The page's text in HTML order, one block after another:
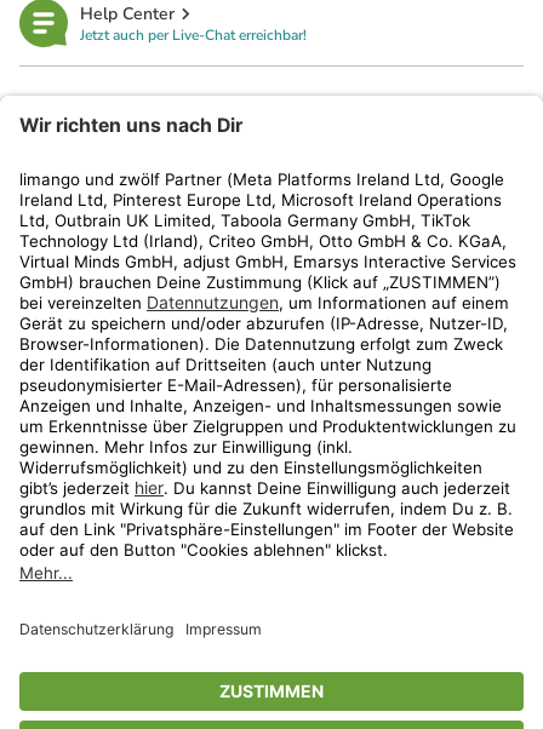
Help Center
Jetzt auch per Live-Chat erreichbar!
Kundenservice
Shop
Aktionen
Travel
* Streichpreise entsprechen der unverbindlichen Preisempfehlung des